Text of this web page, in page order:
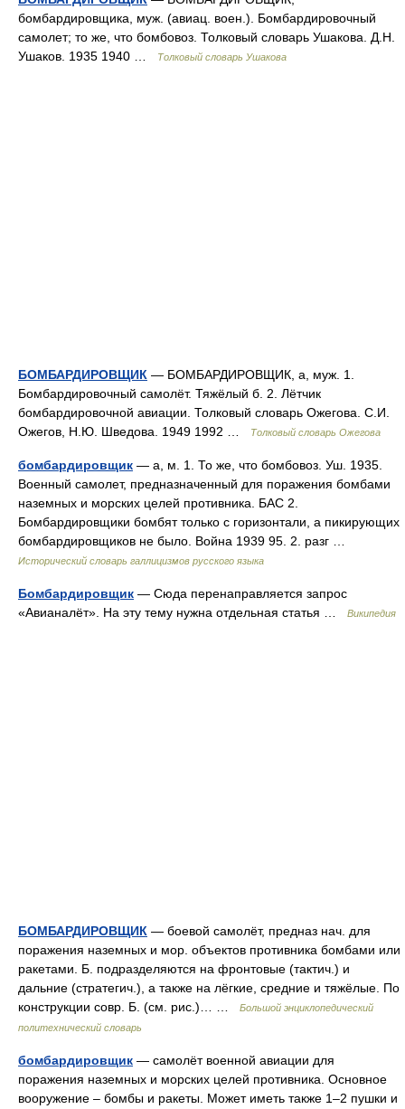
бомбардировщика, муж. (авиац. воен.). Бомбардировочный
самолет; то же, что бомбовоз. Толковый словарь Ушакова. Д.Н.
Ушаков. 1935 1940 …
Толковый словарь Ушакова
БОМБАРДИРОВЩИК — БОМБАРДИРОВЩИК, а, муж. 1.
Бомбардировочный самолёт. Тяжёлый б. 2. Лётчик
бомбардировочной авиации. Толковый словарь Ожегова. С.И.
Ожегов, Н.Ю. Шведова. 1949 1992 …
Толковый словарь Ожегова
бомбардировщик — а, м. 1. То же, что бомбовоз. Уш. 1935.
Военный самолет, предназначенный для поражения бомбами
наземных и морских целей противника. БАС 2.
Бомбардировщики бомбят только с горизонтали, а пикирующих
бомбардировщиков не было. Война 1939 95. 2. разг …
Исторический словарь галлицизмов русского языка
Бомбардировщик — Сюда перенаправляется запрос
«Авианалёт». На эту тему нужна отдельная статья …
Википедия
БОМБАРДИРОВЩИК — боевой самолёт, предназ нач. для
поражения наземных и мор. объектов противника бомбами или
ракетами. Б. подразделяются на фронтовые (тактич.) и
дальние (стратегич.), а также на лёгкие, средние и тяжёлые. По
конструкции совр. Б. (см. рис.)… …
Большой энциклопедический
политехнический словарь
бомбардировщик — самолёт военной авиации для
поражения наземных и морских целей противника. Основное
вооружение – бомбы и ракеты. Может иметь также 1–2 пушки и